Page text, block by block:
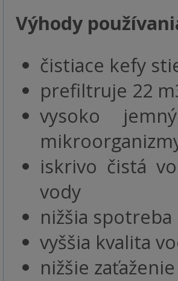
Výhody
čistiace kefy
prefiltruje 22
vysoko
iskrivo čistá
vody
nižšia
vyššia kvalita
nižšie